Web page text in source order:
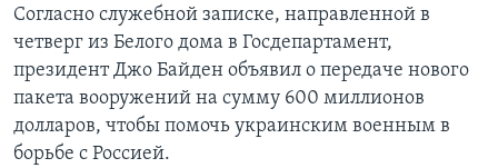
Согласно служебной записке, направленной в
четверг из Белого дома в Госдепартамент,
президент Джо Байден объявил о передаче нового
пакета вооружений на сумму 600 миллионов
долларов, чтобы помочь украинским военным в
борьбе с Россией.